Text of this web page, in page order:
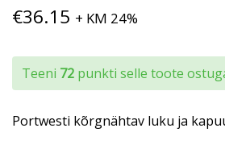
€36.15 + KM 24%
Teeni 72 punkti selle toote
Portwesti kõrgnähtav luku ja